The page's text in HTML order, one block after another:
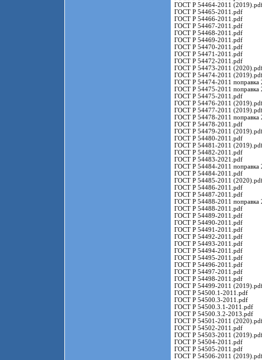
ГОСТ Р 54464-2011
ГОСТ Р 54465-2011.pdf
ГОСТ Р 54466-2011.pdf
ГОСТ Р 54467-2011.pdf
ГОСТ Р 54468-2011.pdf
ГОСТ Р 54469-2011.pdf
ГОСТ Р 54470-2011.pdf
ГОСТ Р 54471-2011.pdf
ГОСТ Р 54472-2011.pdf
ГОСТ Р 54473-2011
ГОСТ Р 54474-2011
ГОСТ Р 54474-2011 поправка
ГОСТ Р 54475-2011 поправка
ГОСТ Р 54475-2011.pdf
ГОСТ Р 54476-2011
ГОСТ Р 54477-2011
ГОСТ Р 54478-2011 поправка
ГОСТ Р 54478-2011.pdf
ГОСТ Р 54479-2011
ГОСТ Р 54480-2011.pdf
ГОСТ Р 54481-2011
ГОСТ Р 54482-2011.pdf
ГОСТ Р 54483-2021.pdf
ГОСТ Р 54484-2011 поправка
ГОСТ Р 54484-2011.pdf
ГОСТ Р 54485-2011
ГОСТ Р 54486-2011.pdf
ГОСТ Р 54487-2011.pdf
ГОСТ Р 54488-2011 поправка
ГОСТ Р 54488-2011.pdf
ГОСТ Р 54489-2011.pdf
ГОСТ Р 54490-2011.pdf
ГОСТ Р 54491-2011.pdf
ГОСТ Р 54492-2011.pdf
ГОСТ Р 54493-2011.pdf
ГОСТ Р 54494-2011.pdf
ГОСТ Р 54495-2011.pdf
ГОСТ Р 54496-2011.pdf
ГОСТ Р 54497-2011.pdf
ГОСТ Р 54498-2011.pdf
ГОСТ Р 54499-2011
ГОСТ Р 54500.1-2011.pdf
ГОСТ Р 54500.3-2011.pdf
ГОСТ Р 54500.3.1-2011.pdf
ГОСТ Р 54500.3.2-2013.pdf
ГОСТ Р 54501-2011
ГОСТ Р 54502-2011.pdf
ГОСТ Р 54503-2011
ГОСТ Р 54504-2011.pdf
ГОСТ Р 54505-2011.pdf
ГОСТ Р 54506-2011